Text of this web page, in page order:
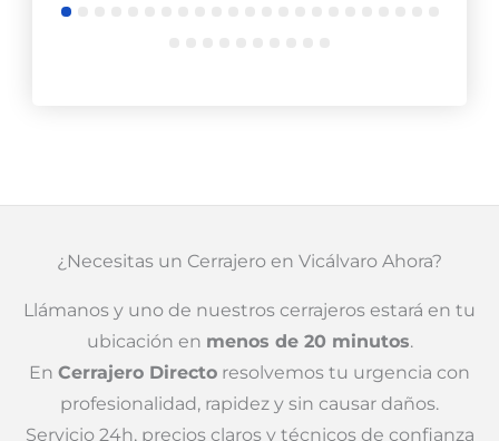
¿Necesitas un Cerrajero en Vicálvaro Ahora?
Llámanos y uno de nuestros cerrajeros estará en tu
ubicación en menos de 20 minutos.
En Cerrajero Directo resolvemos tu urgencia con
profesionalidad, rapidez y sin causar daños.
Servicio 24h, precios claros y técnicos de confianza